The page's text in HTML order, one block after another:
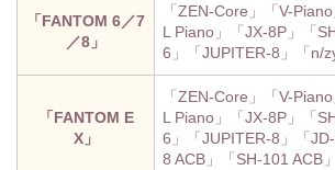
「FANTOM 6／7
／8」
「ZEN-Core」「V-
L Piano」「JX-8P」「
6」「JUPITER-8」「n/
「FANTOM E
X」
「ZEN-Core」「V-
L Piano」「JX-8P」「
6」「JUPITER-8」「
8 ACB」「SH-101 ACB